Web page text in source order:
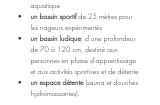
aquatique
un bassin sportif de 25 mètres pour
les nageurs expérimentés
un bassin ludique, d’une profondeur
de 70 à 120 cm, destiné aux
personnes en phase d’apprentissage
et aux activités sportives et de détente
un espace détente (sauna et douches
hydromassantes).